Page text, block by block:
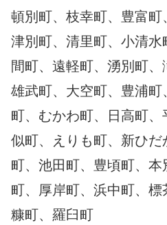
頓別町、枝幸町、豊富町
津別町、清里町、小清水
間町、遠軽町、湧別町、
雄武町、大空町、豊浦町
町、むかわ町、日高町
似町、えりも町、新ひだ
町、池田町、豊頃町、
町、厚岸町、浜中町、標
糠町、羅臼町